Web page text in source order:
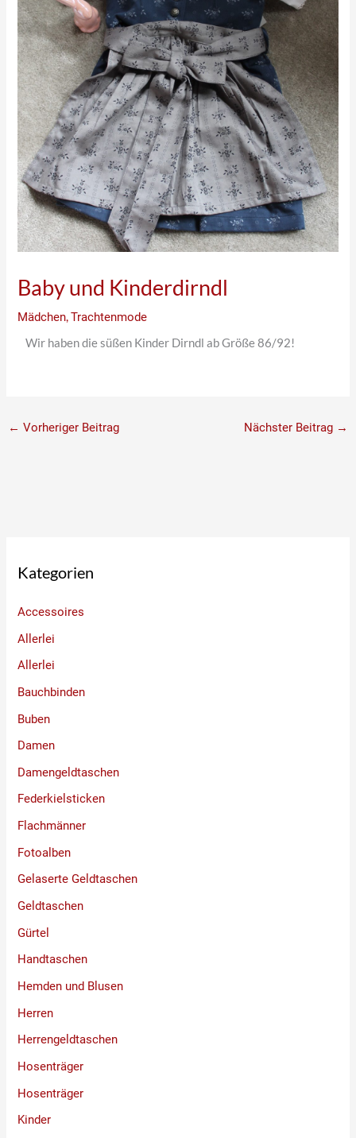
Baby und Kinderdirndl
Mädchen,Trachtenmode
Wir haben die süßen Kinder Dirndl ab Größe 86/92!
← Vorheriger Beitrag Nächster Beitrag →
Kategorien
Accessoires
Allerlei
Allerlei
Bauchbinden
Buben
Damen
Damengeldtaschen
Federkielsticken
Flachmänner
Fotoalben
Gelaserte Geldtaschen
Geldtaschen
Gürtel
Handtaschen
Hemden und Blusen
Herren
Herrengeldtaschen
Hosenträger
Hosenträger
Kinder